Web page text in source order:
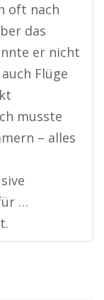
oft nach
das
er nicht
Flüge
musste
– alles
…